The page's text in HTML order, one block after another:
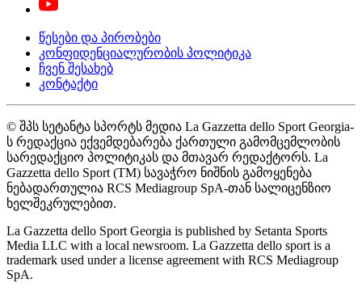
წესები და პირობები
კონფიდენციალურობის პოლიტიკა
ჩვენ შესახებ
კონტაქტი
© შპს სეტანტა სპორტს მედია La Gazzetta dello Sport Georgia-
ს რედაქცია ექვემდებარება ქართული გამომცემლობის
სარედაქციო პოლიტიკას და მთავარ რედაქტორს. La
Gazzetta dello Sport (TM) სავაჭრო ნიშნის გამოყენება
ნებადართულია RCS Mediagroup SpA-თან სალიცენზიო
ხელშეკრულებით.
La Gazzetta dello Sport Georgia is published by Setanta Sports
Media LLC with a local newsroom. La Gazzetta dello sport is a
trademark used under a license agreement with RCS Mediagroup
SpA.